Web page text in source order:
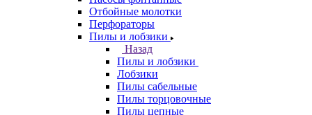
Отбойные молотки
Перфораторы
Пилы и лобзики
Назад
Пилы и лобзики
Лобзики
Пилы сабельные
Пилы торцовочные
Пилы цепные